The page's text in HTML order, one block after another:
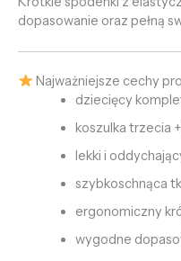
dopasowanie oraz pełną
Najważniejsze cechy
dziecięcy
koszulka trzecia
lekki i
szybkoschnąca
ergonomiczny
wygodne